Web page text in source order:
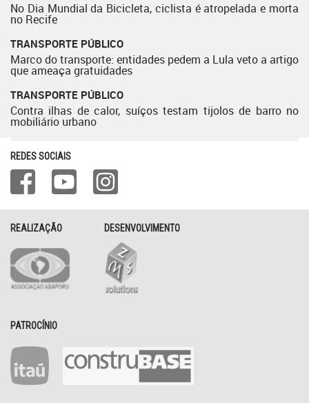
No Dia Mundial da Bicicleta, ciclista é atropelada e morta
no Recife
TRANSPORTE PÚBLICO
Marco do transporte: entidades pedem a Lula veto a artigo
que ameaça gratuidades
TRANSPORTE PÚBLICO
Contra ilhas de calor, suíços testam tijolos de barro no
mobiliário urbano
REDES SOCIAIS
REALIZAÇÃO DESENVOLVIMENTO
PATROCÍNIO